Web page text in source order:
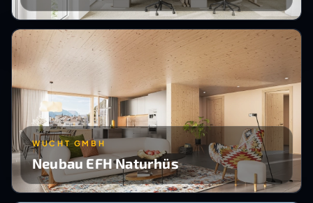
WUCHT GMBH
Neubau EFH Naturhüs